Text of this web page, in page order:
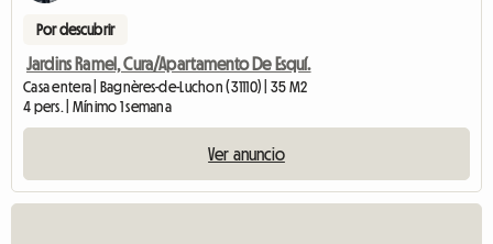
Por descubrir
Jardins Ramel, Cura/Apartamento De Esquí.
Casa entera | Bagnères-de-Luchon (31110) | 35 M2
4 pers. | Mínimo 1 semana
Ver anuncio